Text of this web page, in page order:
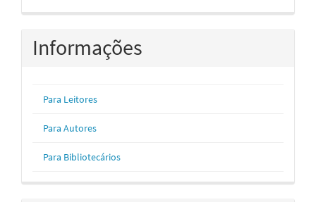
Informações
Para Leitores
Para Autores
Para Bibliotecários